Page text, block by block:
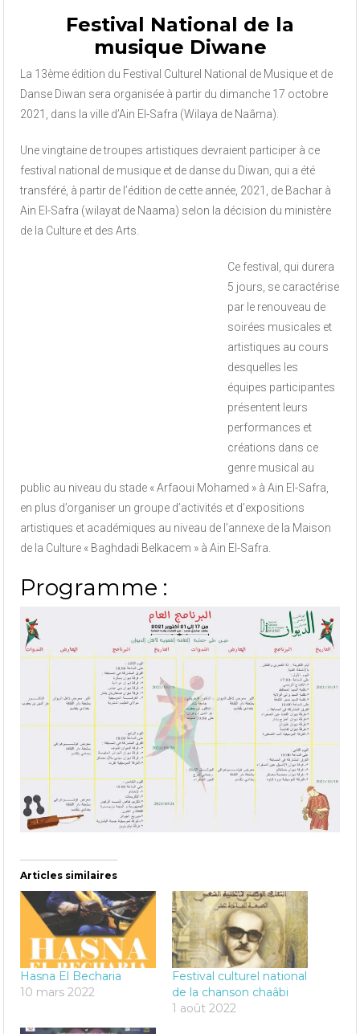
Festival National de la
musique Diwane
La 13ème édition du Festival Culturel National de Musique et de
Danse Diwan sera organisée à partir du dimanche 17 octobre
2021, dans la ville d’Ain El-Safra (Wilaya de Naâma).
Une vingtaine de troupes artistiques devraient participer à ce
festival national de musique et de danse du Diwan, qui a été
transféré, à partir de l’édition de cette année, 2021, de Bachar à
Ain El-Safra (wilayat de Naama) selon la décision du ministère
de la Culture et des Arts.
Ce festival, qui durera
5 jours, se caractérise
par le renouveau de
soirées musicales et
artistiques au cours
desquelles les
équipes participantes
présentent leurs
performances et
créations dans ce
genre musical au
public au niveau du stade « Arfaoui Mohamed » à Ain El-Safra,
en plus d’organiser un groupe d’activités et d’expositions
artistiques et académiques au niveau de l’annexe de la Maison
de la Culture « Baghdadi Belkacem » à Ain El-Safra.
Programme :
Articles similaires
Hasna El Becharia
10 mars 2022
Festival culturel national
de la chanson chaâbi
1 août 2022